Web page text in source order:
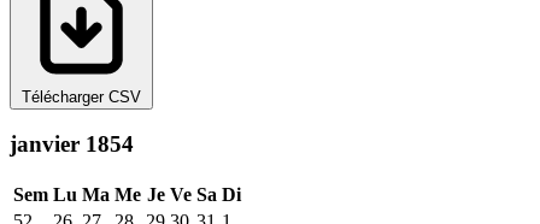
Télécharger CSV
janvier 1854
Sem Lu Ma Me Je Ve Sa Di